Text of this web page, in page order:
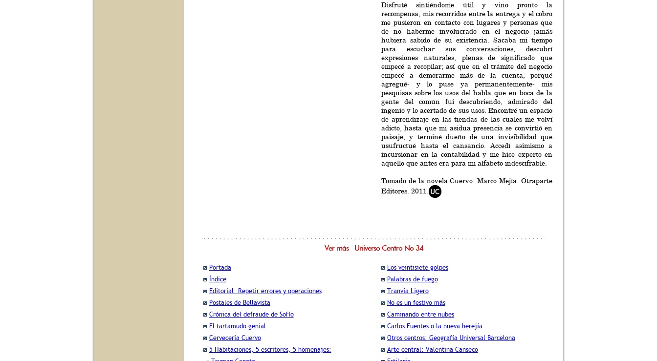
Disfruté sintiéndome útil y vino pronto la
recompensa; mis recorridos entre la entrega y el cobro
me pusieron en contacto con lugares y personas que
de no haberme involucrado en el negocio jamás
hubiera sabido de su existencia. Sacaba mi tiempo
para escuchar sus conversaciones, descubrí
expresiones naturales, plenas de significado que
empecé a recopilar; así que en el trámite del negocio
empecé a demorarme más de la cuenta, porqué
agregué- y lo puse ya permanentemente- mis
pesquisas sobre los usos del habla que en boca de la
gente del común fui descubriendo, admirado del
ingenio y lo acertado de sus usos. Encontré un espacio
de aprendizaje en las tiendas de las cuales me volví
adicto, hasta que mi asidua presencia se convirtió en
paisaje, y terminé dueño de una invisibilidad que
usufructué hasta el cansancio. Accedí asimismo a
incursionar en la contabilidad y me hice experto en
aquello que antes era para mi alfabeto indescifrable.
Tomado de la novela Cuervo. Marco Mejía. Otraparte
Editores. 2011.
Ver más Universo Centro No 34
Portada
Índice
Editorial: Repetir errores y operaciones
Postales de Bellavista
Crónica del defraude de SoHo
El tartamudo genial
Cervecería Cuervo
5 Habitaciones, 5 escritores, 5 homenajes:
Los veintisiete golpes
Palabras de fuego
Tranvía Ligero
No es un festivo más
Caminando entre nubes
Carlos Fuentes o la nueva herejía
Otros centros: Geografía Universal Barcelona
Arte central: Valentina Canseco